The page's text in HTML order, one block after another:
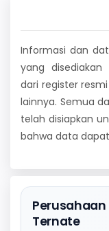
Informasi dan
yang disediakan
dari register
lainnya. Semua
telah disiapkan
bahwa data
Ternate